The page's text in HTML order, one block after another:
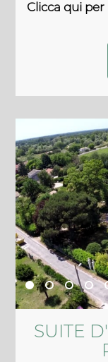
Clicca qui
SUITE